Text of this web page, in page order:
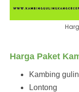
Harga Paket
Kambing
Lontong